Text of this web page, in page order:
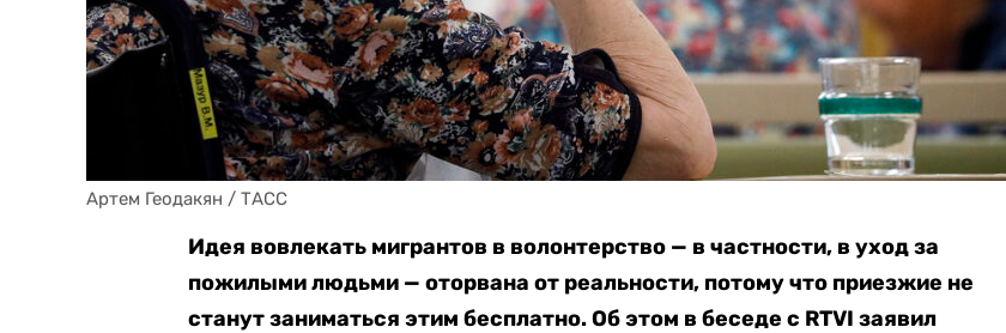
Артем Геодакян / ТАСС
Идея вовлекать мигрантов в волонтерство — в частности, в уход за
пожилыми людьми — оторвана от реальности, потому что приезжие не
станут заниматься этим бесплатно. Об этом в беседе с RTVI заявил